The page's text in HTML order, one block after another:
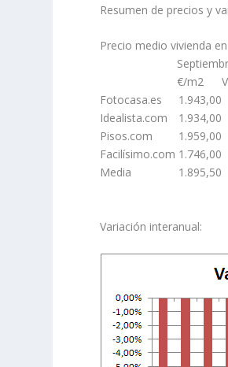
Resumen de precios y
Precio medio vivienda
€/m2
Fotocasa.es
1.943,00
Idealista.com
1.934,00
Pisos.com
1.959,00
Facilísimo.com 1.746,00
Media
1.895,50
Variación interanual: